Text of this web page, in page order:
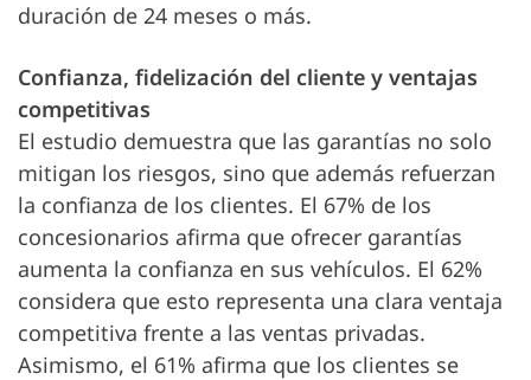
duración de 24 meses o más.
Confianza, fidelización del cliente y ventajas
competitivas
El estudio demuestra que las garantías no solo
mitigan los riesgos, sino que además refuerzan
la confianza de los clientes. El 67% de los
concesionarios afirma que ofrecer garantías
aumenta la confianza en sus vehículos. El 62%
considera que esto representa una clara ventaja
competitiva frente a las ventas privadas.
Asimismo, el 61% afirma que los clientes se